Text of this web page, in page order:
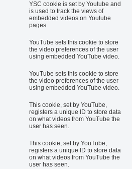
YSC cookie is set by Youtube and
is used to track the views of
embedded videos on Youtube
pages.
YouTube sets this cookie to store
the video preferences of the user
using embedded YouTube video.
YouTube sets this cookie to store
the video preferences of the user
using embedded YouTube video.
This cookie, set by YouTube,
registers a unique ID to store data
on what videos from YouTube the
user has seen.
This cookie, set by YouTube,
registers a unique ID to store data
on what videos from YouTube the
user has seen.